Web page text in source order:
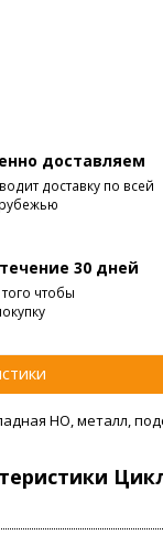
доставляем
доставку по всей
30 дней
чтобы
НО, металл,